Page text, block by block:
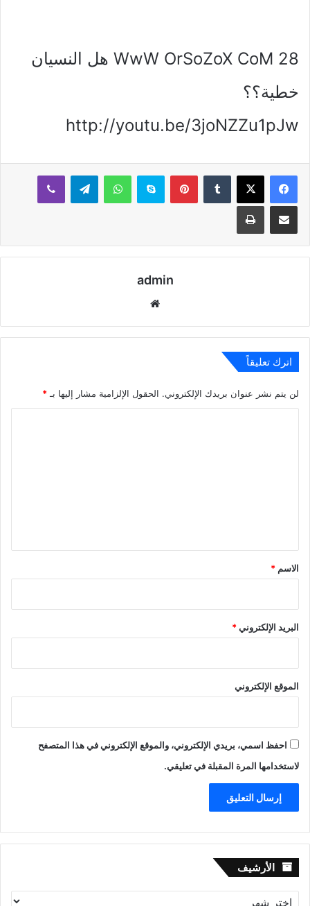
WwW OrSoZoX CoM 28 هل النسيان
خطية؟؟
http://youtu.be/3joNZZu1pJw
بينتيريستسكايب واتساب تيلقرام ڤايبر
مشاركة عبر البريد طباعة
admin
اترك تعليقاً
لن يتم نشر عنوان بريدك الإلكتروني. الحقول الإلزامية مشار إليها بـ *
*
الاسم *
البريد الإلكتروني*
الموقع الإلكتروني
احفظ اسمي، بريدي الإلكتروني، والموقع الإلكتروني في هذا المتصفح
لاستخدامها المرة المقبلة في تعليقي.
الأرشيف الأرشيف